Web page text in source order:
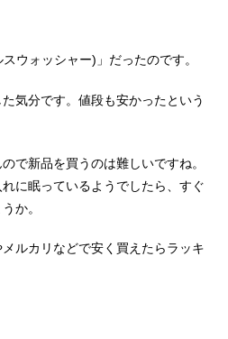
ウォッシャー)」だったのです。
気分です。値段も安かったという
で新品を買うのは難しいですね。
に眠っているようでしたら、すぐ
か。
ルカリなどで安く買えたらラッキ